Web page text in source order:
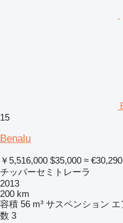
15
Benalu
￥5,516,000 $35,000 ≈ €30,290
チッパーセミトレーラ
2013
200 km
容積 56 m³ サスペンション エ
数 3